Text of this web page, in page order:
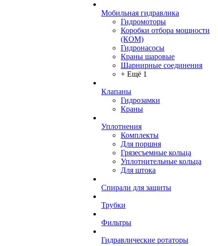
Мобильная гидравлика
Гидромоторы
Коробки отбора мощности
(КОМ)
Гидронасосы
Краны шаровые
Шарнирные соединения
+ Ещё 1
Клапаны
Гидрозамки
Краны
Уплотнения
Комплекты
Для поршня
Грязесъемные кольца
Уплотнительные кольца
Для штока
Спирали для защиты
Трубки
Фильтры
Гидравлические ротаторы